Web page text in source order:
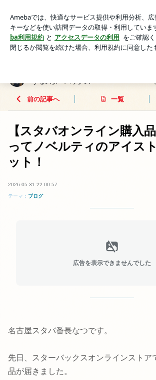
トレイをゲット！ | 名古屋スタバ番長のブ
ターバックス
アプリをダウンロードして ブログの更新通知
を
ょう。
するスターバックス
前の記事へ 一覧
【スタバオンライン購入
ってノベルティのアイス
ット！
2026-05-31 22:00:57
テーマ： ブログ
広告を表示できませんでした
名古屋スタバ番長なつです。
先日、スターバックスオンラインストア
品が届きました。